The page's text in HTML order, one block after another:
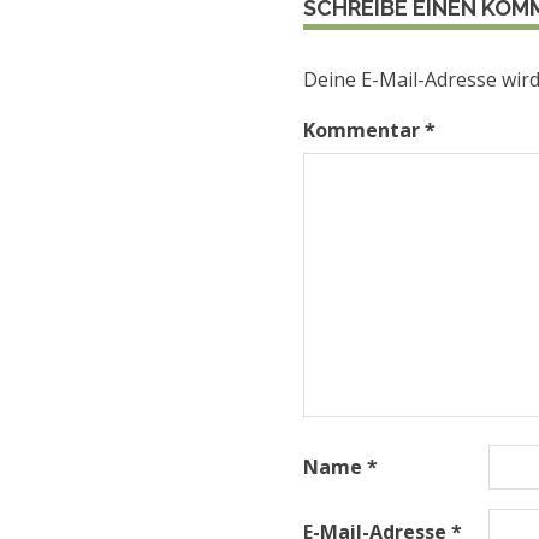
SCHREIBE EINEN
Deine E-Mail-Adresse
Kommentar*
Name *
E-Mail-Adresse *